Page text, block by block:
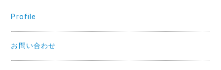
Profile
お問い合わせ